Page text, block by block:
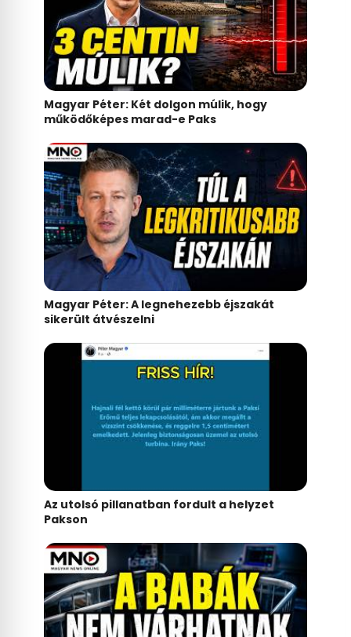
Magyar Péter: Két dolgon múlik, hogy
működőképes marad-e Paks
Magyar Péter: A legnehezebb éjszakát
sikerült átvészelni
Az utolsó pillanatban fordult a helyzet
Pakson